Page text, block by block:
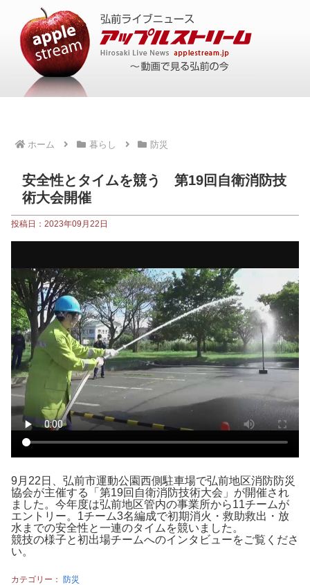
ホーム 暮らし 防災
安全性とタイムを競う 第19回自衛消防技
術大会開催
投稿日：2023年09月22日
9月22日、弘前市運動公園西側駐車場で弘前地区消防防災
協会が主催する「第19回自衛消防技術大会」が開催され
ました。今年度は弘前地区管内の事業所から11チームが
エントリー。1チーム3名編成で初期消火・救助救出・放
水までの安全性と一連のタイムを競いました。
競技の様子と初出場チームへのインタビューをご覧くださ
い。
カテゴリー： 防災